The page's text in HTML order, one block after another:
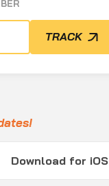
TRACK
Download for iOS